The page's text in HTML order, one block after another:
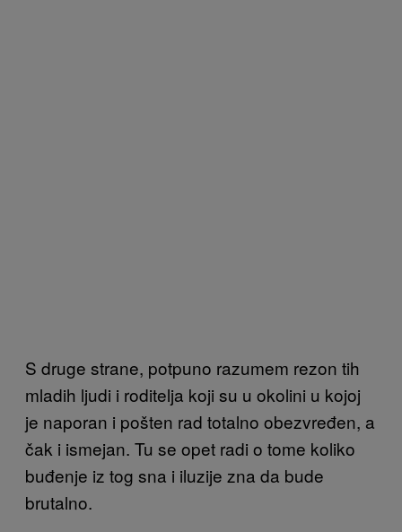
S druge strane, potpuno razumem rezon tih
mladih ljudi i roditelja koji su u okolini u kojoj
je naporan i pošten rad totalno obezvređen, a
čak i ismejan. Tu se opet radi o tome koliko
buđenje iz tog sna i iluzije zna da bude
brutalno.